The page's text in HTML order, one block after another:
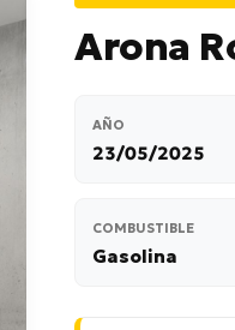
Arona
AÑO
23/05/2025
COMBUSTIBLE
Gasolina